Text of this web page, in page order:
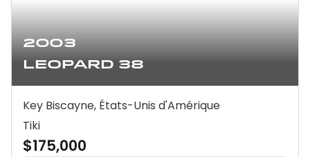
2003
Leopard 38
Key Biscayne, États-Unis d'Amérique
Tiki
$175,000